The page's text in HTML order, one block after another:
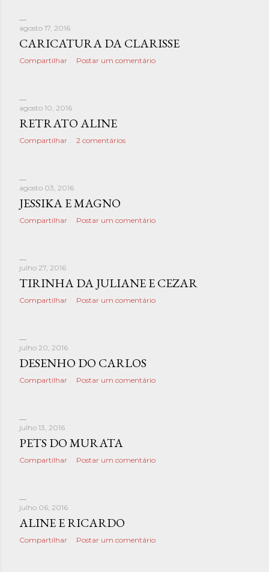
agosto 17, 2016
CARICATURA DA CLARISSE
Compartilhar Postar um comentário
agosto 10, 2016
RETRATO ALINE
Compartilhar 2 comentários
agosto 03, 2016
JESSIKA E MAGNO
Compartilhar Postar um comentário
julho 27, 2016
TIRINHA DA JULIANE E CEZAR
Compartilhar Postar um comentário
julho 20, 2016
DESENHO DO CARLOS
Compartilhar Postar um comentário
julho 13, 2016
PETS DO MURATA
Compartilhar Postar um comentário
julho 06, 2016
ALINE E RICARDO
Compartilhar Postar um comentário